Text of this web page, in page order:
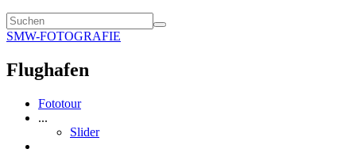
SMW-FOTOGRAFIE
Flughafen
Fototour
...
Slider